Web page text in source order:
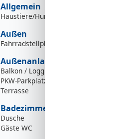
Allgemein
Haustiere/Hund verboten
Außen
Fahrradstellplatz
Außenanlage
Balkon / Loggia
PKW-Parkplatz
Terrasse
Badezimmer
Dusche
Gäste WC